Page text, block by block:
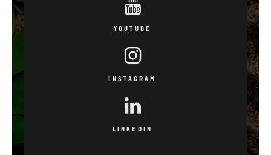
YOUTUBE
INSTAGRAM
LINKEDIN